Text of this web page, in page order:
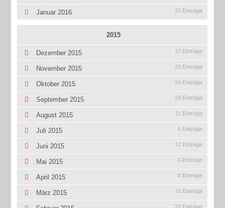
Januar 2016 22 Einträge
2015
Dezember 2015 17 Einträge
November 2015 29 Einträge
Oktober 2015 24 Einträge
September 2015 24 Einträge
August 2015 11 Einträge
Juli 2015 6 Einträge
Juni 2015 12 Einträge
Mai 2015 6 Einträge
April 2015 8 Einträge
März 2015 33 Einträge
33 Einträge